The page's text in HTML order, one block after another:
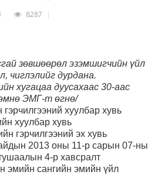
8287
зөвшөөрөл эзэмшигчийн үйл
чиглэлийг дурдана.
хугацаа дуусахаас 30-аас
ЭМГ-т өгнө/
хуулбар хувь
хуулбар хувь
гэрчилгээний эх хувь
2013 оны 11-р сарын 07-ны
4-р хавсралт
эмийн сангийн эмийн үйл